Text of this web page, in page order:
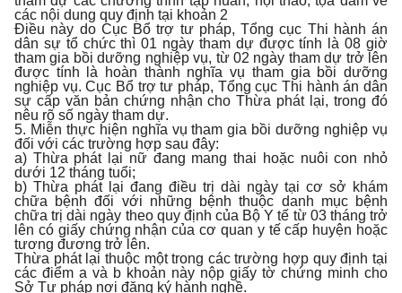
các nội dung quy định tại khoản 2
Điều này do Cục Bổ trợ tư pháp, Tổng cục Thi hành án
dân sự tổ chức thì 01 ngày tham dự được tính là 08 giờ
tham gia bồi dưỡng nghiệp vụ, từ 02 ngày tham dự trở lên
được tính là hoàn thành nghĩa vụ tham gia bồi dưỡng
nghiệp vụ. Cục Bổ trợ tư pháp, Tổng cục Thi hành án dân
sự cấp văn bản chứng nhận cho Thừa phát lại, trong đó
nêu rõ số ngày tham dự.
5. Miễn thực hiện nghĩa vụ tham gia bồi dưỡng nghiệp vụ
đối với các trường hợp sau đây:
a) Thừa phát lại nữ đang mang thai hoặc nuôi con nhỏ
dưới 12 tháng tuổi;
b) Thừa phát lại đang điều trị dài ngày tại cơ sở khám
chữa bệnh đối với những bệnh thuộc danh mục bệnh
chữa trị dài ngày theo quy định của Bộ Y tế từ 03 tháng trở
lên có giấy chứng nhận của cơ quan y tế cấp huyện hoặc
tương đương trở lên.
Thừa phát lại thuộc một trong các trường hợp quy định tại
các điểm a và b khoản này nộp giấy tờ chứng minh cho
Sở Tư pháp nơi đăng ký hành nghề.